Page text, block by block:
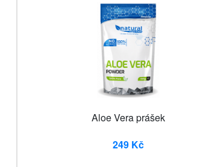
Aloe Vera prášek
249 Kč